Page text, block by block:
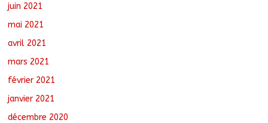
juin 2021
mai 2021
avril 2021
mars 2021
février 2021
janvier 2021
décembre 2020